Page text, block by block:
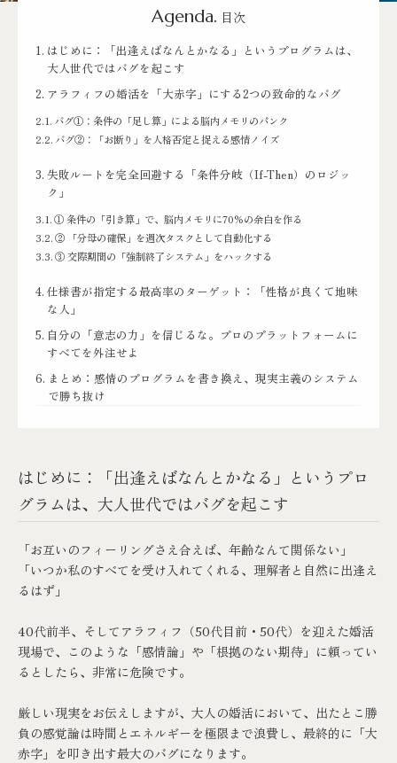
Agenda. 目次
はじめに：「出逢えばなんとかなる」というプログラムは、
大人世代ではバグを起こす
アラフィフの婚活を「大赤字」にする2つの致命的なバグ
バグ①：条件の「足し算」による脳内メモリのパンク
バグ②：「お断り」を人格否定と捉える感情ノイズ
失敗ルートを完全回避する「条件分岐（If-Then）のロジッ
ク」
① 条件の「引き算」で、脳内メモリに70%の余白を作る
② 「分母の確保」を週次タスクとして自動化する
③ 交際期間の「強制終了システム」をハックする
仕様書が指定する最高率のターゲット：「性格が良くて地味
な人」
自分の「意志の力」を信じるな。プロのプラットフォームに
すべてを外注せよ
まとめ：感情のプログラムを書き換え、現実主義のシステム
で勝ち抜け
はじめに：「出逢えばなんとかなる」というプロ
グラムは、大人世代ではバグを起こす
「お互いのフィーリングさえ合えば、年齢なんて関係ない」
「いつか私のすべてを受け入れてくれる、理解者と自然に出逢え
るはず」
40代前半、そしてアラフィフ（50代目前・50代）を迎えた婚活
現場で、このような「感情論」や「根拠のない期待」に頼ってい
るとしたら、非常に危険です。
厳しい現実をお伝えしますが、大人の婚活において、出たとこ勝
負の感覚論は時間とエネルギーを極限まで浪費し、最終的に「大
赤字」を叩き出す最大のバグになります。